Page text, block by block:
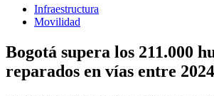
Infraestructura
Movilidad
Bogotá supera los 211.000
reparados en vías entre